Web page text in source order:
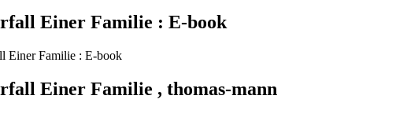
Einer Familie : E-book
Einer Familie : E-book
Einer Familie , thomas-mann